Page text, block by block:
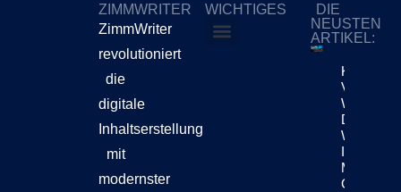
ZIMMWRITER
ZimmWriter
revolutioniert
die
digitale
Inhaltserstellung
mit
modernster
WICHTIGES
DIE
NEUSTEN
ARTIKEL:
KI
Verändert
Weiterhin
Die
Im
Content